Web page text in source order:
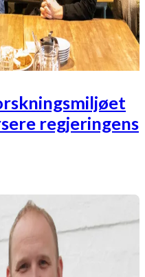
regjeringens